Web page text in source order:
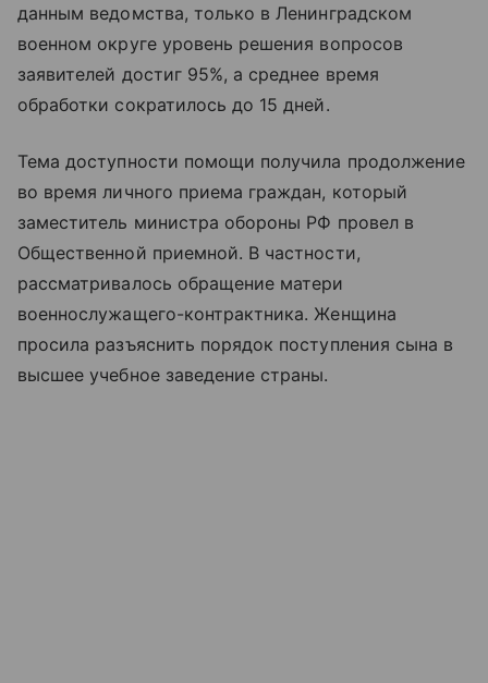
данным ведомства, только в Ленинградском
военном округе уровень решения вопросов
заявителей достиг 95%, а среднее время
обработки сократилось до 15 дней.
Тема доступности помощи получила продолжение
во время личного приема граждан, который
заместитель министра обороны РФ провел в
Общественной приемной. В частности,
рассматривалось обращение матери
военнослужащего-контрактника. Женщина
просила разъяснить порядок поступления сына в
высшее учебное заведение страны.